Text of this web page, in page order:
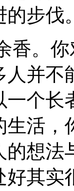
的步伐
香。
人并不
一个长
生活，
的想
好其实